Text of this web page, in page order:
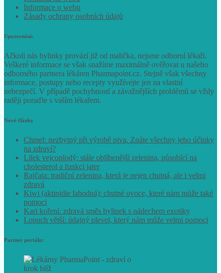
Reklama na webu
Informace o webu
Zásady ochrany osobních údajů
Ačkoli nás bylinky provází již od malička, nejsme odborní lékaři.
Veškeré informace se však snažíme maximálně ověřovat u našeho
odborného partnera lékáren Pharmapoint.cz. Stejně však všechny
informace, postupy nebo recepty využívejte jen na vlastní
nebezpečí. V případě pochybností a závažnějších problémů se vždy
raději poraďte s vaším lékařem.
Chmel: nezbytný při výrobě piva. Znáte všechny jeho účinky
na zdraví?
Lilek vejcoplodý: stále oblíbenější zelenina, působící na
cholesterol a funkci jater
Rajčata: tradiční zelenina, která je nejen chutná, ale i velmi
zdravá
Kiwi (aktinidie lahodná): chutné ovoce, které nám může také
pomoci
Kari koření: zdravá směs bylinek s nádechem exotiky
Lopuch větší: údajný plevel, který nám může velmi pomoci